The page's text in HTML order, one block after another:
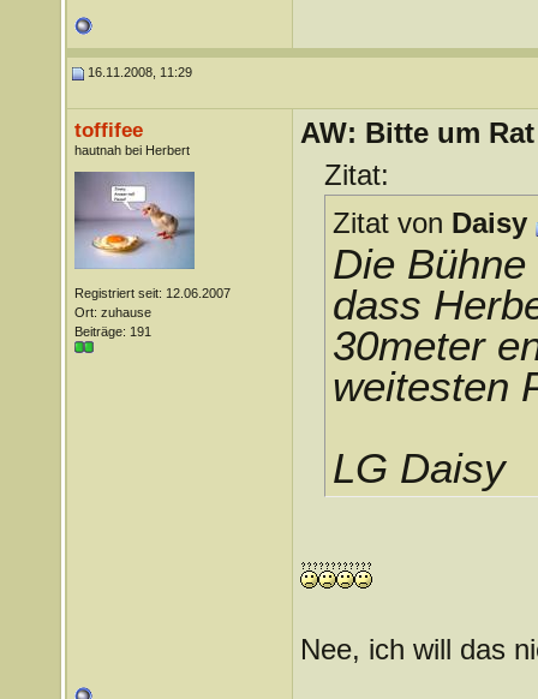
16.11.2008, 11:29
toffifee
hautnah bei Herbert
Registriert seit: 12.06.2007
Ort: zuhause
Beiträge: 191
AW: Bitte um Rat
Zitat:
Zitat von Daisy
Die
dass
30meter
weitesten
LG Daisy
Nee, ich will das